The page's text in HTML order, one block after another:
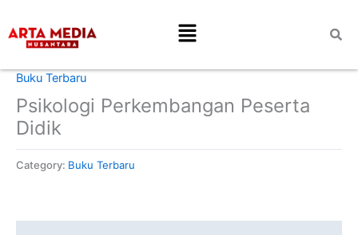
content
Menu
Home/Buku Terbaru
Buku Terbaru
Psikologi Perkembangan Peserta
Didik
Category: Buku Terbaru